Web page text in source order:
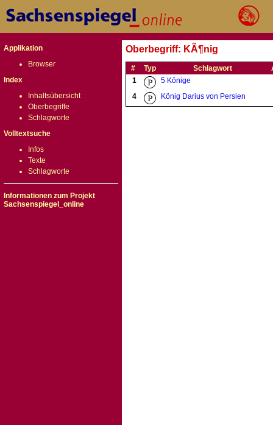
Applikation
Browser
Index
Inhaltsübersicht
Oberbegriffe
Schlagworte
Volltextsuche
Infos
Texte
Schlagworte
Informationen zum Projekt
Sachsenspiegel_online
Oberbegriff: KÃ¶nig
# Typ Schlagwort
1
5 Könige
4
König Darius von Persien